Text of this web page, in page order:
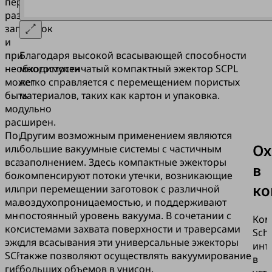
различных
заготовок
и
при
необходимости
может
быть
модульно
расширен.
Благодаря высокой всасывающей способности
многоступенчатый компактный эжектор SCPL
легко справляется с перемещением пористых
материалов, таких как картон и упаковка.
Пористые
или
всасывающие,
большие
или
маленькие:
многоступенчатый
компактный
эжектор
SCPL
гибко
Другим возможным применением являются
большие вакуумные системы с частичным
заполнением. Здесь компактные эжекторы
компенсируют потоки утечки, возникающие
при перемещении заготовок с различной
воздухопроницаемостью, и поддерживают
постоянный уровень вакуума. В сочетании с
системами захвата поверхности и траверсами
для всасывания эти универсальные эжекторы
также позволяют осуществлять вакуумирование
больших объемов в унисон.
в
в